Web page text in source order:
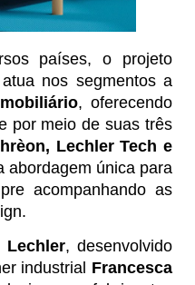
países, o projeto
nos segmentos a
, oferecendo
por meio de suas três
Lechler Tech e
abordagem única para
acompanhando as
Lechler, desenvolvido
industrial Francesca